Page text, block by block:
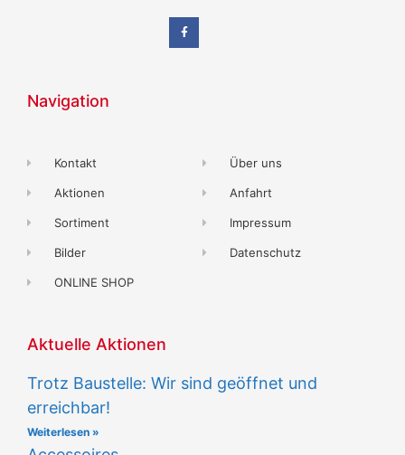
Navigation
Kontakt
Aktionen
Sortiment
Bilder
ONLINE SHOP
Über uns
Anfahrt
Impressum
Datenschutz
Aktuelle Aktionen
Trotz Baustelle: Wir sind geöffnet und
erreichbar!
Weiterlesen »